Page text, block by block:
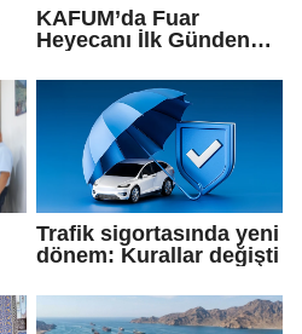
KAFUM’da Fuar
Heyecanı İlk Günden
Trafik sigortasında yeni
dönem: Kurallar değişti